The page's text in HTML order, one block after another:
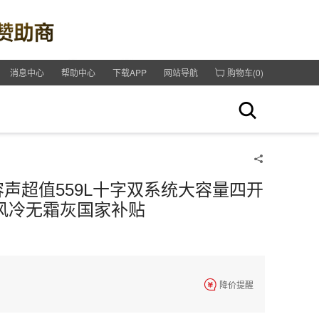
消息中心 帮助中心 下载APP 网站导航 购物车(0)
超值559L十字双系统大容量四开
冷无霜灰国家补贴
降价提醒